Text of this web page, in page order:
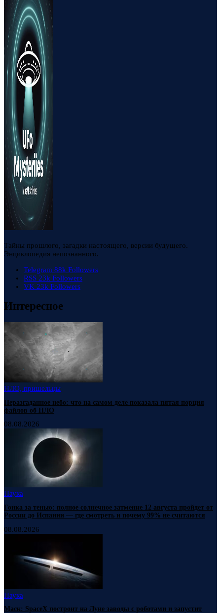
Тайны прошлого, загадки настоящего, версии будущего.
Энциклопедия непознанного.
Telegram 88k Followers
RSS 23k Followers
VK 23k Followers
Интересное
НЛО, пришельцы
Неразгаданное небо: что на самом деле показала пятая порция
файлов об НЛО
08.08.2026
Наука
Гонка за тенью: полное солнечное затмение 12 августа пройдет от
России до Испании — где смотреть и почему 99% не считаются
08.08.2026
Наука
Маск: SpaceX построит на Луне заводы с роботами и запустит